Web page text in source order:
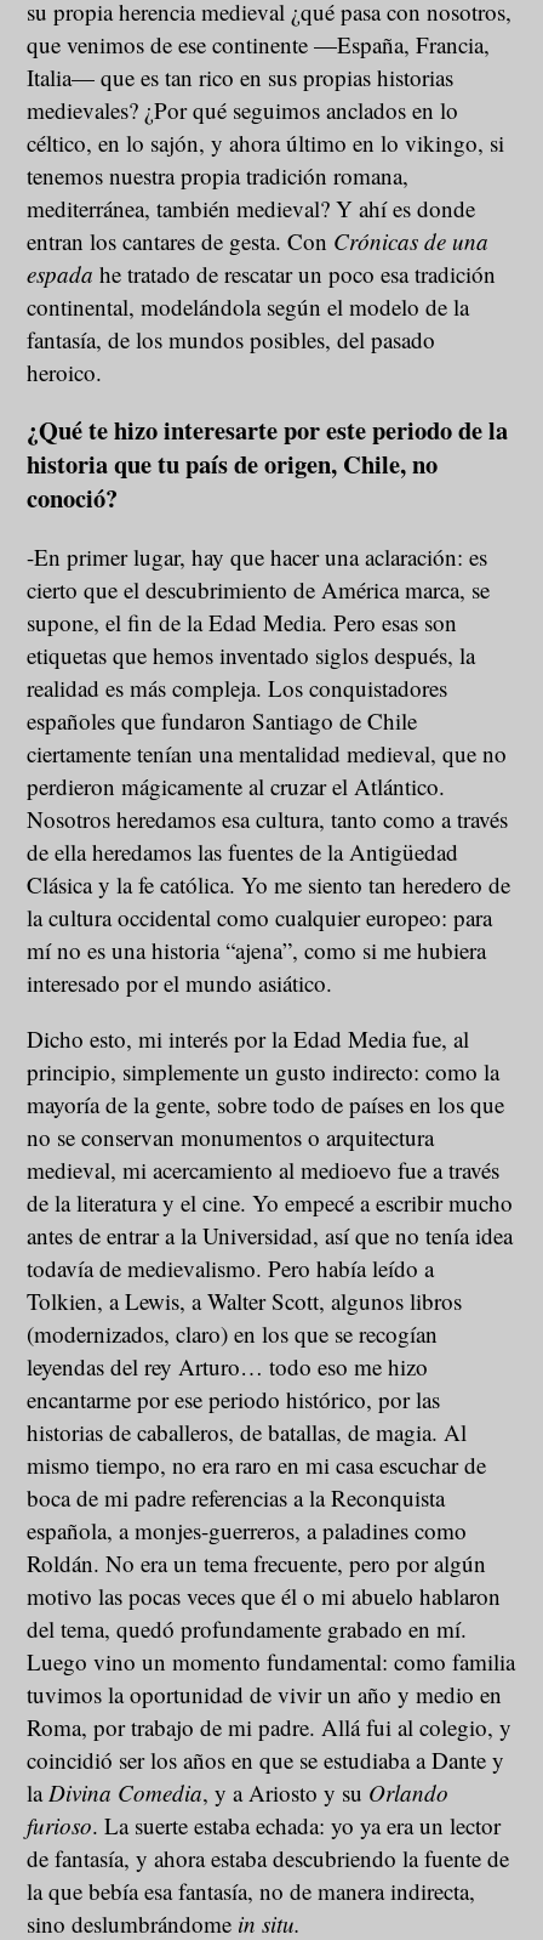
su propia herencia medieval ¿qué pasa con nosotros,
que venimos de ese continente —España, Francia,
Italia— que es tan rico en sus propias historias
medievales? ¿Por qué seguimos anclados en lo
céltico, en lo sajón, y ahora último en lo vikingo, si
tenemos nuestra propia tradición romana,
mediterránea, también medieval? Y ahí es donde
entran los cantares de gesta. Con Crónicas de una
espadahe tratado de rescatar un poco esa tradición
continental, modelándola según el modelo de la
fantasía, de los mundos posibles, del pasado
heroico.
¿Qué te hizo interesarte por este periodo de la
historia que tu país de origen, Chile, no
conoció?
-En primer lugar, hay que hacer una aclaración: es
cierto que el descubrimiento de América marca, se
supone, el fin de la Edad Media. Pero esas son
etiquetas que hemos inventado siglos después, la
realidad es más compleja. Los conquistadores
españoles que fundaron Santiago de Chile
ciertamente tenían una mentalidad medieval, que no
perdieron mágicamente al cruzar el Atlántico.
Nosotros heredamos esa cultura, tanto como a través
de ella heredamos las fuentes de la Antigüedad
Clásica y la fe católica. Yo me siento tan heredero de
la cultura occidental como cualquier europeo: para
mí no es una historia “ajena”, como si me hubiera
interesado por el mundo asiático.
Dicho esto, mi interés por la Edad Media fue, al
principio, simplemente un gusto indirecto: como la
mayoría de la gente, sobre todo de países en los que
no se conservan monumentos o arquitectura
medieval, mi acercamiento al medioevo fue a través
de la literatura y el cine. Yo empecé a escribir mucho
antes de entrar a la Universidad, así que no tenía idea
todavía de medievalismo. Pero había leído a
Tolkien, a Lewis, a Walter Scott, algunos libros
(modernizados, claro) en los que se recogían
leyendas del rey Arturo… todo eso me hizo
encantarme por ese periodo histórico, por las
historias de caballeros, de batallas, de magia. Al
mismo tiempo, no era raro en mi casa escuchar de
boca de mi padre referencias a la Reconquista
española, a monjes-guerreros, a paladines como
Roldán. No era un tema frecuente, pero por algún
motivo las pocas veces que él o mi abuelo hablaron
del tema, quedó profundamente grabado en mí.
Luego vino un momento fundamental: como familia
tuvimos la oportunidad de vivir un año y medio en
Roma, por trabajo de mi padre. Allá fui al colegio, y
coincidió ser los años en que se estudiaba a Dante y
la Divina Comedia, y a Ariosto y su Orlando
furioso. La suerte estaba echada: yo ya era un lector
de fantasía, y ahora estaba descubriendo la fuente de
la que bebía esa fantasía, no de manera indirecta,
sino deslumbrándome in situ.